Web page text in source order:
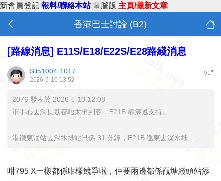
新會員登記 報料/聯絡本站 電腦版 主頁/最新文章
香港巴士討論 (B2)
[路線消息] E11S/E18/E22S/E28路綫消息
91#
Sita1004-1017
2026-5-10 13:52
2076 發表於 2026-5-10 12:08
市中心去深長荔都唔太出到客，E21B 靠滿逸支持。
港鐵東涌站去深水埗站只係 31 分鐘，E21B 逸東去深水埗 ...
咁795 X一樣都係咁樣競爭啦，仲要兩邊都係觀塘綫頭站添